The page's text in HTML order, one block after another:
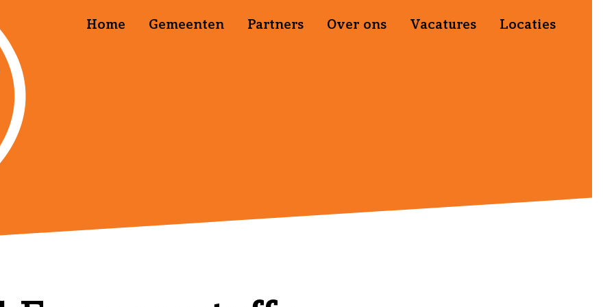
Home Gemeenten Partners Over ons Vacatures Locaties